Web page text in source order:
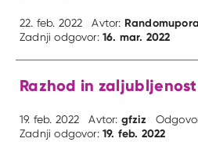
22. feb. 2022 Avtor:
Zadnji odgovor:16. mar. 2022
Razhod in zaljubljenost
19. feb. 2022 Avtor: gfziz
Zadnji odgovor:19. feb. 2022